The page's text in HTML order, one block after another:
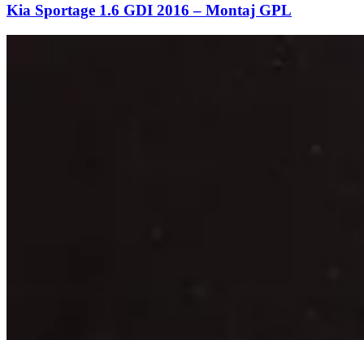
Kia Sportage 1.6 GDI 2016 – Montaj GPL